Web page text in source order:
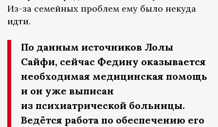
Из-за семейных проблем ему было некуда
идти.
По данным источников Лолы
Сайфи, сейчас Федину оказывается
необходимая медицинская помощь
и он уже выписан
из психиатрической больницы.
Ведётся работа по обеспечению его